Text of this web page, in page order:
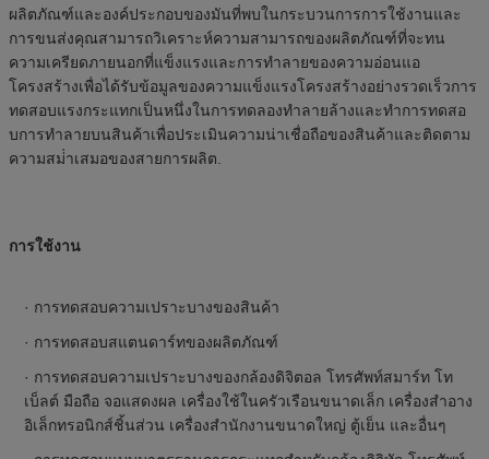
ผลิตภัณฑ์และองค์ประกอบของมันที่พบในกระบวนการการใช้งานและ
การขนส่งคุณสามารถวิเคราะห์ความสามารถของผลิตภัณฑ์ที่จะทน
ความเครียดภายนอกที่แข็งแรงและการทําลายของความอ่อนแอ
โครงสร้างเพื่อได้รับข้อมูลของความแข็งแรงโครงสร้างอย่างรวดเร็วการ
ทดสอบแรงกระแทกเป็นหนึ่งในการทดลองทําลายล้างและทําการทดสอ
บการทําลายบนสินค้าเพื่อประเมินความน่าเชื่อถือของสินค้าและติดตาม
ความสม่ําเสมอของสายการผลิต.
การใช้งาน
· การทดสอบความเปราะบางของสินค้า
· การทดสอบสแตนดาร์ทของผลิตภัณฑ์
· การทดสอบความเปราะบางของกล้องดิจิตอล โทรศัพท์สมาร์ท โท
เบ็ลต์ มือถือ จอแสดงผล เครื่องใช้ในครัวเรือนขนาดเล็ก เครื่องสําอาง
อิเล็กทรอนิกส์ชิ้นส่วน เครื่องสํานักงานขนาดใหญ่ ตู้เย็น และอื่นๆ